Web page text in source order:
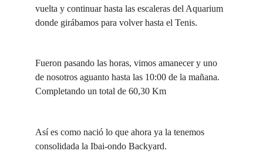
vuelta y continuar hasta las escaleras del Aquarium
donde girábamos para volver hasta el Tenis.
Fueron pasando las horas, vimos amanecer y uno
de nosotros aguanto hasta las 10:00 de la mañana.
Completando un total de 60,30 Km
Así es como nació lo que ahora ya la tenemos
consolidada la Ibai-ondo Backyard.